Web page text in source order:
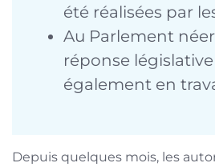
été réalisées par
Au Parlement
réponse
également en
Depuis quelques mois, les